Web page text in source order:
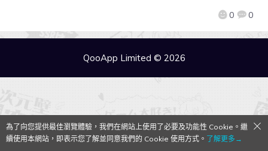
0 0
QooApp Limited © 2026
為了向您提供最佳瀏覽體驗，我們在網站上使用了必要及功能性 Cookie。繼
續使用本網站，即表示您了解並同意我們的 Cookie 使用方式。 了解更多→